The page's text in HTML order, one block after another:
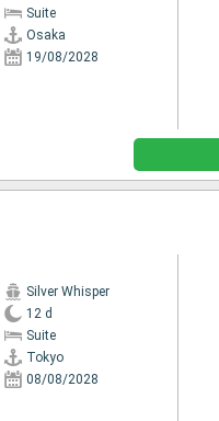
Suite
Osaka
19/08/2028
Silver Whisper
12 d
Suite
Tokyo
08/08/2028